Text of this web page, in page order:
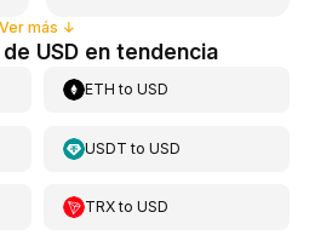
Ver más ↓
USD en tendencia
ETH toUSD
USDT toUSD
TRXtoUSD